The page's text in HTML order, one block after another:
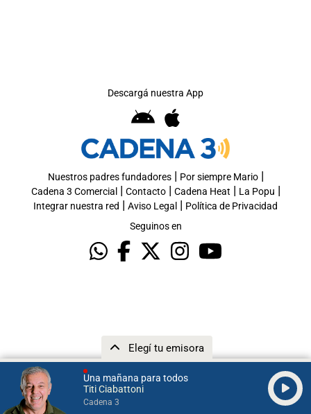
Una mañana para todos
Titi Ciabattoni
Cadena 3
Elegí tu emisora
Descargá nuestra App
Nuestros padres fundadores| Por siempre Mario|
Cadena 3 Comercial | Contacto| Cadena Heat | La Popu |
Integrar nuestra red | Aviso Legal | Política de Privacidad
Seguinos en